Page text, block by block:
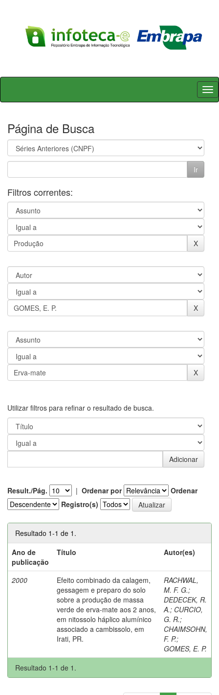
Skip
Página de Busca
Filtros correntes:
Utilizar filtros para refinar o resultado de busca.
Result./Pág. | Ordenar por
Ordenar
Registro(s)
Resultado 1-1 de 1.
Ano de
publicação
Título Autor(es)
2000
Efeito combinado da calagem,
gessagem e preparo do solo
sobre a produção de massa
verde de erva-mate aos 2 anos,
em nitossolo háplico alumínico
associado a cambissolo, em
Irati, PR.
RACHWAL,
M. F. G.;
DEDECEK, R.
A.; CURCIO,
G. R.;
CHAIMSOHN,
F. P.;
GOMES, E. P.
Resultado 1-1 de 1.